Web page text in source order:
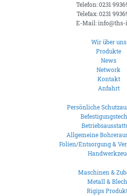
Telefon: 0231
Telefax: 0231
E-Mail: info@ths-
Wir über uns
Produkte
News
Network
Kontakt
Anfahrt
Persönliche
Allgemeine
Folien/Entsorgung &
Maschinen &
Metall &
Rigips